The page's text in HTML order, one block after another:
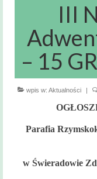
Msze święte
i nabożeństwa
Kancelaria
Parafialna
III
– 15
wpis w: Aktualności
Parafia
w Świeradowie